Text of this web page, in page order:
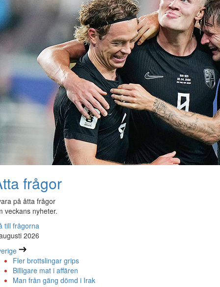
frågor
på åtta frågor
veckans nyheter.
till frågorna
2026
Fler brottslingar grips
Billigare mat i affären
Man från gäng dömd i Irak